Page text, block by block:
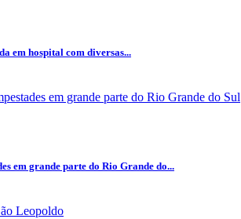
em hospital com diversas...
em grande parte do Rio Grande do...